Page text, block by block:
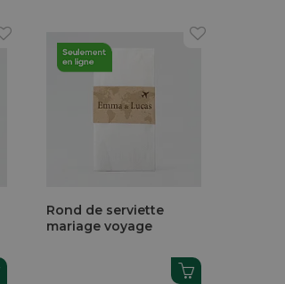
Rond de serviette
mariage voyage